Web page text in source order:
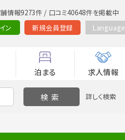
舗情報9273件 / 口コミ40648件を掲載中
ン
新規会員登録 Language
泊まる 求人情報
詳しく検索